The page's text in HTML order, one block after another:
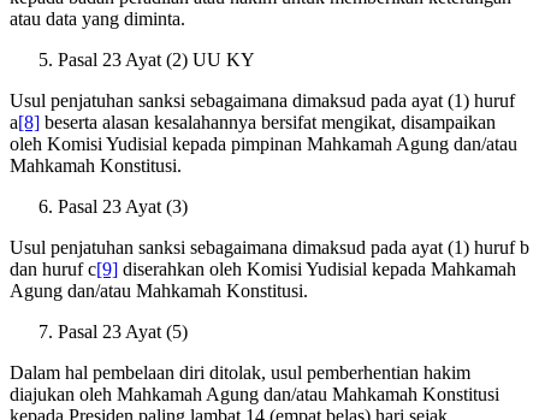
atau data yang diminta.
Pasal 23 Ayat (2) UU KY
Usul penjatuhan sanksi sebagaimana dimaksud pada ayat (1) huruf
a[8] beserta alasan kesalahannya bersifat mengikat, disampaikan
oleh Komisi Yudisial kepada pimpinan Mahkamah Agung dan/atau
Mahkamah Konstitusi.
Pasal 23 Ayat (3)
Usul penjatuhan sanksi sebagaimana dimaksud pada ayat (1) huruf b
dan huruf c[9] diserahkan oleh Komisi Yudisial kepada Mahkamah
Agung dan/atau Mahkamah Konstitusi.
Pasal 23 Ayat (5)
Dalam hal pembelaan diri ditolak, usul pemberhentian hakim
diajukan oleh Mahkamah Agung dan/atau Mahkamah Konstitusi
kepada Presiden paling lambat 14 (empat belas) hari sejak